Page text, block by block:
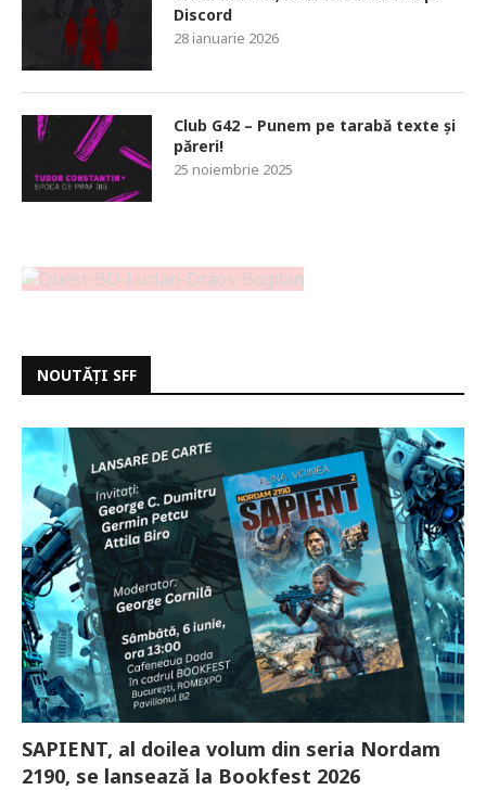
Discord
28 ianuarie 2026
Club G42 – Punem pe tarabă texte și
păreri!
25 noiembrie 2025
NOUTĂȚI SFF
SAPIENT, al doilea volum din seria Nordam
2190, se lansează la Bookfest 2026